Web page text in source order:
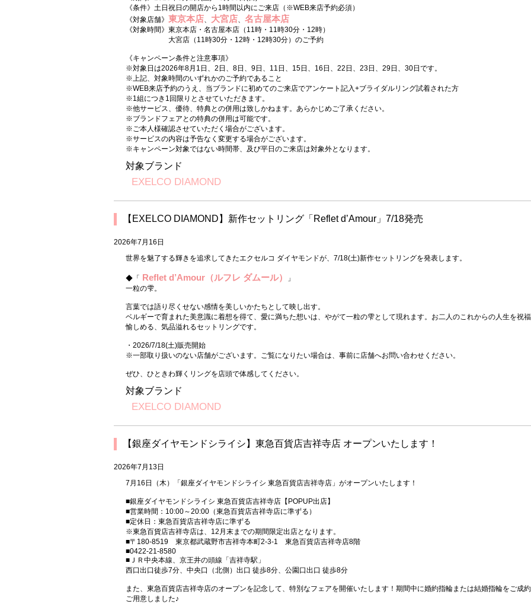
《条件》土日祝日の開店から1時間以内にご来店（※WEB来店予約必須）
《対象店舗》 東京本店、 大宮店、 名古屋本店
《対象時間》東京本店・名古屋本店（11時・11時30分・12時）
大宮店（11時30分・12時・12時30分）のご予約
《キャンペーン条件と注意事項》
※対象日は2026年8月1日、2日、8日、9日、11日、15日、16日、22日、23日、29日、30日です。
※上記、対象時間のいずれかのご予約であること
※WEB来店予約のうえ、当ブランドに初めてのご来店でアンケート記入+ブライダルリング試着された方
※1組につき1回限りとさせていただきます。
※他サービス、優待、特典との併用は致しかねます。あらかじめご了承ください。
※ブランドフェアとの特典の併用は可能です。
※ご本人様確認させていただく場合がございます。
※サービスの内容は予告なく変更する場合がございます。
※キャンペーン対象ではない時間帯、及び平日のご来店は対象外となります。
対象ブランド
EXELCO DIAMOND
【EXELCO DIAMOND】新作セットリング「Reflet d’Amour」7/18発売
2026年7月16日
世界を魅了する輝きを追求してきたエクセルコ ダイヤモンドが、7/18(土)新作セットリングを発表します。
◆「 Reflet d’Amour（ルフレ ダムール）
」
一粒の雫。
言葉では語り尽くせない感情を美しいかたちとして映し出す。
ベルギーで育まれた美意識に着想を得て、愛に満ちた想いは、やがて一粒の雫として現れます。お二人のこれからの人生を祝
愉しめる、気品溢れるセットリングです。
・2026/7/18(土)販売開始
※一部取り扱いのない店舗がございます。ご覧になりたい場合は、事前に店舗へお問い合わせください。
ぜひ、ひときわ輝くリングを店頭で体感してください。
対象ブランド
EXELCO DIAMOND
【銀座ダイヤモンドシライシ】東急百貨店吉祥寺店 オープンいたします！
2026年7月13日
7月16日（木）「銀座ダイヤモンドシライシ 東急百貨店吉祥寺店」がオープンいたします！
■銀座ダイヤモンドシライシ 東急百貨店吉祥寺店【POPUP出店】
■営業時間：10:00～20:00（東急百貨店吉祥寺店に準ずる）
■定休日：東急百貨店吉祥寺店に準ずる
※東急百貨店吉祥寺店は、12月末までの期間限定出店となります。
■〒180-8519 東京都武蔵野市吉祥寺本町2-3-1 東急百貨店吉祥寺店8階
■0422-21-8580
■ＪＲ中央本線、京王井の頭線「吉祥寺駅」
西口出口徒歩7分、中央口（北側）出口 徒歩8分、公園口出口 徒歩8分
また、東急百貨店吉祥寺店のオープンを記念して、特別なフェアを開催いたします！期間中に婚約指輪または結婚指輪をご成
ご用意しました♪